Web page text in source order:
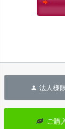
法人様
ご購